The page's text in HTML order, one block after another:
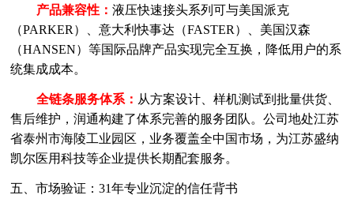
产品兼容性： 液压快速接头系列可与美国派克
（PARKER）、意大利快事达（FASTER）、美国汉森
（HANSEN）等国际品牌产品实现完全互换，降低用户的系
统集成成本。
全链条服务体系： 从方案设计、样机测试到批量供货、
售后维护，润通构建了体系完善的服务团队。公司地处江苏
省泰州市海陵工业园区，业务覆盖全中国市场，为江苏盛纳
凯尔医用科技等企业提供长期配套服务。
五、市场验证：31年专业沉淀的信任背书